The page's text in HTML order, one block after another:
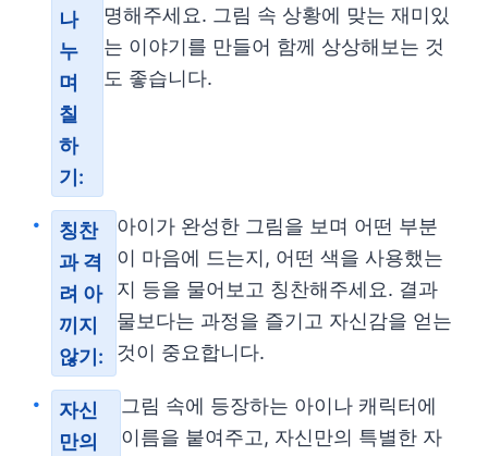
나
누
며
칠
하
기:
명해주세요. 그림 속 상황에 맞는 재미있
는 이야기를 만들어 함께 상상해보는 것
도 좋습니다.
칭찬
과 격
려 아
끼지
않기:
아이가 완성한 그림을 보며 어떤 부분
이 마음에 드는지, 어떤 색을 사용했는
지 등을 물어보고 칭찬해주세요. 결과
물보다는 과정을 즐기고 자신감을 얻는
것이 중요합니다.
자신
만의
그림 속에 등장하는 아이나 캐릭터에
이름을 붙여주고, 자신만의 특별한 자